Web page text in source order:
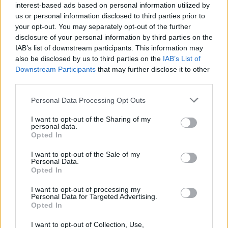
interest-based ads based on personal information utilized by
us or personal information disclosed to third parties prior to
your opt-out. You may separately opt-out of the further
disclosure of your personal information by third parties on the
IAB’s list of downstream participants. This information may
also be disclosed by us to third parties on the IAB’s List of
Downstream Participants that may further disclose it to other
Personal Data Processing Opt Outs
I want to opt-out of the Sharing of my
personal data.
Opted In
I want to opt-out of the Sale of my
Personal Data.
Opted In
I want to opt-out of processing my
Personal Data for Targeted Advertising.
Opted In
I want to opt-out of Collection, Use,
περαιτέρω ανάπτυξη της M Renewables. Έχοντας
διαβλέψει τη δυναμική της αγοράς ανανεώσιμων πηγών
ενέργειας της Χιλής από το 2020 αντιμετωπίσαμε με
επιτυχία τις προκλήσεις της αγοράς. Έτσι, έχουμε –
εμπορικά και χρηματοοικονομικά – αναπτύξει και
Η συμφωνία αυτή ενισχύει τη σχέση μας με τη Glenfarne
στον κλάδο των ανανεώσιμων πηγών ενέργειας, ενώ
δημιουργεί τις βάσεις για περαιτέρω ενίσχυση της
Επιπλέον, επιτρέπει στην METLEN να κατευθύνει
κεφάλαια, δημιουργώντας αξία, σε ένα απαιτητικό
προγράμματος Asset Rotation».
Ο Brendan Duval, Ιδρυτής και Διευθύνων Σύμβουλος της